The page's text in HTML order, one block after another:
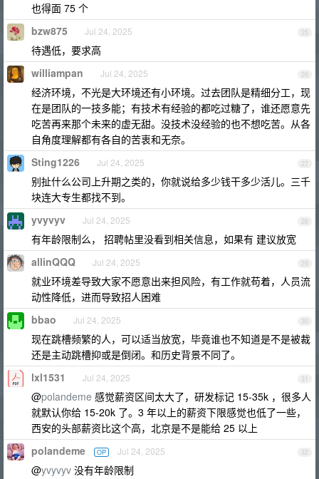
也得面 75 个
25
bzw875 Jul 24, 2025
待遇低，要求高
26
williampan Jul 24, 2025
经济环境，不光是大环境还有小环境。过去团队是精细分工，现
在是团队的一技多能；有技术有经验的都吃过糖了，谁还愿意先
吃苦再来那个未来的虚无甜。没技术没经验的也不想吃苦。从各
自角度理解都有各自的苦衷和无奈。
27
Sting1226 Jul 24, 2025
别扯什么公司上升期之类的，你就说给多少钱干多少活儿。三千
块连大专生都找不到。
28
yvyvyv Jul 24, 2025
有年龄限制么， 招聘帖里没看到相关信息，如果有 建议放宽
29
allinQQQ Jul 24, 2025
就业环境差导致大家不愿意出来担风险，有工作就苟着，人员流
动性降低，进而导致招人困难
30
bbao Jul 24, 2025
现在跳槽频繁的人，可以适当放宽，毕竟谁也不知道是不是被裁
还是主动跳槽抑或是倒闭。和历史背景不同了。
31
lxl1531 Jul 24, 2025
@polandeme 感觉薪资区间太大了，研发标记 15-35k ，很多人
就默认你给 15-20k 了。3 年以上的薪资下限感觉也低了一些，
西安的头部薪资比这个高，北京是不是能给 25 以上
32
polandeme OP Jul 24, 2025
@yvyvyv 没有年龄限制